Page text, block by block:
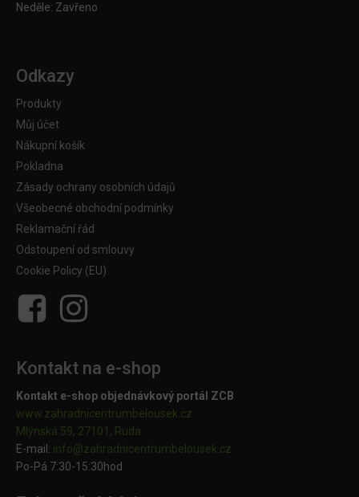
Neděle: Zavřeno
Odkazy
Produkty
Můj účet
Nákupní košík
Pokladna
Zásady ochrany osobních údajů
Všeobecné obchodní podmínky
Reklamační řád
Odstoupení od smlouvy
Cookie Policy (EU)
Kontakt na e-shop
Kontakt e-shop objednávkový portál ZCB
www.zahradnicentrumbelousek.cz
Mlýnská 59, 27101, Ruda
E-mail: info@zahradnicentrumbelousek.cz
Po-Pá 7:30-15:30hod